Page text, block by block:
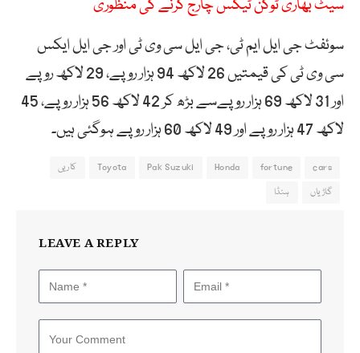
سیٹ بھاری ٹوکن ٹیکس چارج کرنے کی منظوری
سوئفٹ جی ایل ایم ٹی، جی ایل سی وی ٹی اور جی ایل ایکس
سی وی ٹی کی قیمتیں 26 لاکھ 94 ہزار روپے، 29 لاکھ روپے
اور 31 لاکھ 69 ہزار روپےسے بڑھ کر 42 لاکھ 56 ہزار روپے، 45
لاکھ 47 ہزار روپے اور 49 لاکھ 60 ہزار روپے ہوگئی ہیں۔
cars
fortune
Honda
Pak Suzuki
Toyota
کاریں
گاڑیاں
ہنڈا
LEAVE A REPLY